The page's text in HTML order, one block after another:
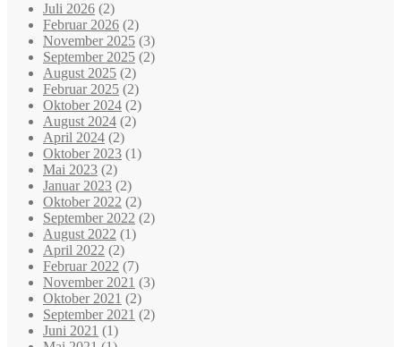
Juli 2026 (2)
Februar 2026 (2)
November 2025 (3)
September 2025 (2)
August 2025 (2)
Februar 2025 (2)
Oktober 2024 (2)
August 2024 (2)
April 2024 (2)
Oktober 2023 (1)
Mai 2023 (2)
Januar 2023 (2)
Oktober 2022 (2)
September 2022 (2)
August 2022 (1)
April 2022 (2)
Februar 2022 (7)
November 2021 (3)
Oktober 2021 (2)
September 2021 (2)
Juni 2021 (1)